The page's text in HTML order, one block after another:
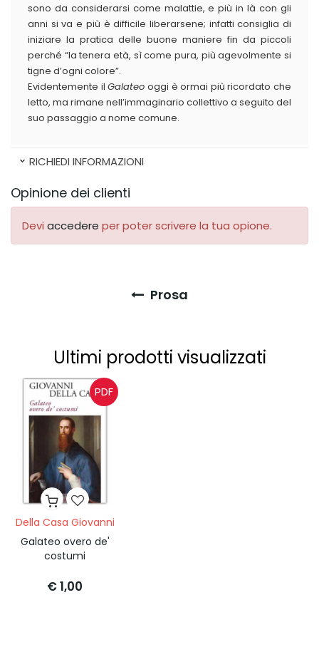
sono da considerarsi come malattie, e più in là con gli
anni si va e più è difficile liberarsene; infatti consiglia di
iniziare la pratica delle buone maniere fin da piccoli
perché “la tenera età, sì come pura, più agevolmente si
tigne d’ogni colore”.
Evidentemente il Galateo oggi è ormai più ricordato che
letto, ma rimane nell’immaginario collettivo a seguito del
suo passaggio a nome comune.
RICHIEDI INFORMAZIONI
Opinione dei clienti
Devi accedere per poter scrivere la tua opione.
Prosa
Ultimi prodotti visualizzati
PDF
Della Casa Giovanni
Galateo overo de'
costumi
€ 1,00